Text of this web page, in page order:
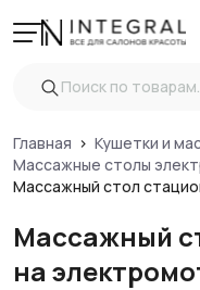
Главная
Кушетки и
Массажные столы
Массажный стол
Массажный
на